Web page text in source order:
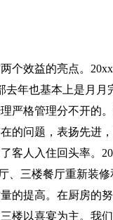
个效益的亮点。
去年也基本上是月
严格管理分不开的
的问题，表扬先进
客人入住回头率。
、三楼餐厅重新装
的提高。在厨房的
楼以喜宴为主。我